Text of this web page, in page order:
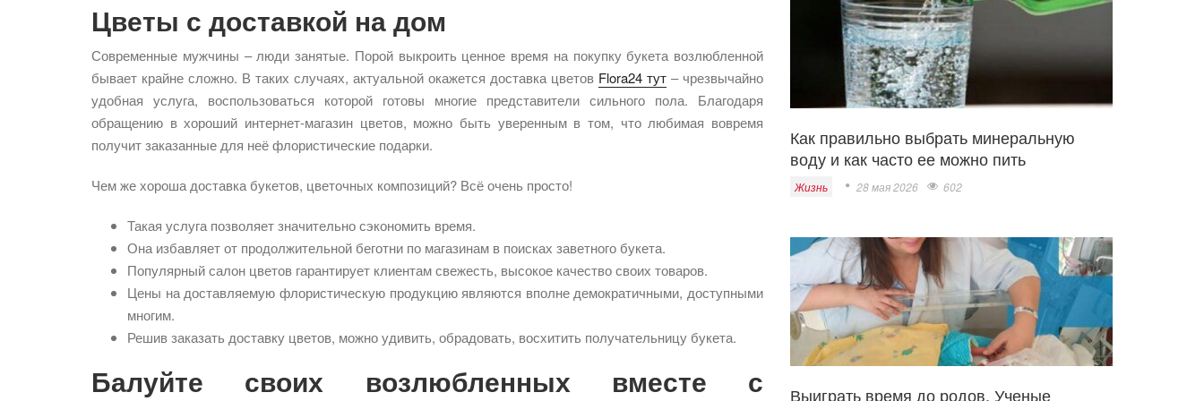
Цветы с доставкой на дом
Современные мужчины – люди занятые. Порой выкроить ценное время на покупку букета возлюбленной
бывает крайне сложно. В таких случаях, актуальной окажется доставка цветов Flora24 тут – чрезвычайно
удобная услуга, воспользоваться которой готовы многие представители сильного пола. Благодаря
обращению в хороший интернет-магазин цветов, можно быть уверенным в том, что любимая вовремя
получит заказанные для неё флористические подарки.
Чем же хороша доставка букетов, цветочных композиций? Всё очень просто!
Такая услуга позволяет значительно сэкономить время.
Она избавляет от продолжительной беготни по магазинам в поисках заветного букета.
Популярный салон цветов гарантирует клиентам свежесть, высокое качество своих товаров.
Цены на доставляемую флористическую продукцию являются вполне демократичными, доступными
многим.
Решив заказать доставку цветов, можно удивить, обрадовать, восхитить получательницу букета.
Балуйте своих возлюбленных вместе с
Как правильно выбрать минеральную
воду и как часто ее можно пить
Жизнь 28 мая 2026 602
Выиграть время до родов. Ученые